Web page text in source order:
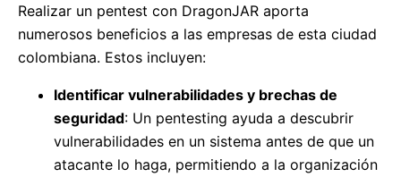
Realizar un pentest con DragonJAR aporta
numerosos beneficios a las empresas de esta ciudad
colombiana. Estos incluyen:
Identificar vulnerabilidades y brechas de
seguridad: Un pentesting ayuda a descubrir
vulnerabilidades en un sistema antes de que un
atacante lo haga, permitiendo a la organización